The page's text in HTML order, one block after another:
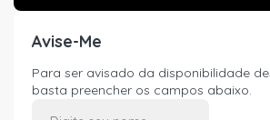
Avise-Me
Para ser avisado da disponibilidade
basta preencher os campos abaixo.